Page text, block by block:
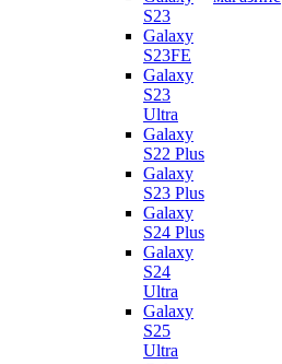
S23
Galaxy
S23FE
Galaxy
S23
Ultra
Galaxy
S22 Plus
Galaxy
S23 Plus
Galaxy
S24 Plus
Galaxy
S24
Ultra
Galaxy
S25
Ultra